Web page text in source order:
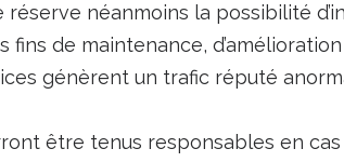
réserve néanmoins la possibilité
de maintenance,
génèrent un trafic réputé
être tenus responsables en